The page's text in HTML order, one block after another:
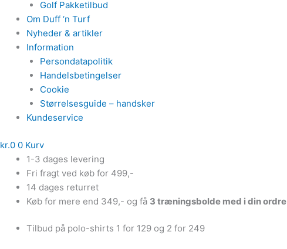
Golf Pakketilbud
Om Duff ‘n Turf
Nyheder & artikler
Information
Persondatapolitik
Handelsbetingelser
Cookie
Størrelsesguide – handsker
Kundeservice
kr.0 0 Kurv
1-3 dages levering
Fri fragt ved køb for 499,-
14 dages returret
Køb for mere end 349,- og få 3 træningsbolde med i din ordre
Tilbud på polo-shirts 1 for 129 og 2 for 249